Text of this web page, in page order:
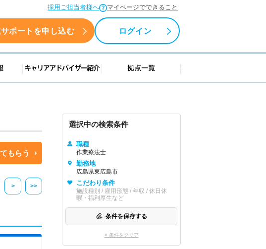
採用ご担当者様へ マイページでできること
ポートを申し込む ログイン
転職支援情報 キャリアアドバイザー紹介 拠点一覧
もらう
> >>
選択中の検索条件
職種
作業療法士
勤務地
広島県東広島市
こだわり条件
施設種別 / 雇用形態 / 年収 / 休日休
暇・福利厚生など
条件を保存する
× 条件をクリア